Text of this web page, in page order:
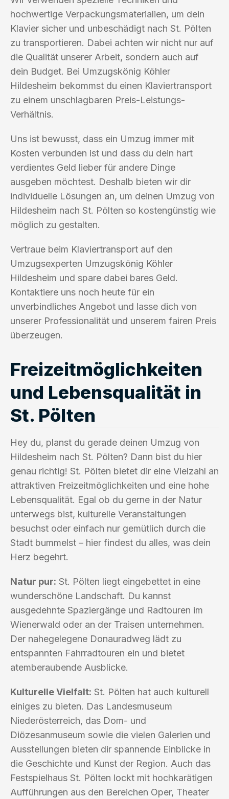
hochwertige Verpackungsmaterialien, um dein
Klavier sicher und unbeschädigt nach St. Pölten
zu transportieren. Dabei achten wir nicht nur auf
die Qualität unserer Arbeit, sondern auch auf
dein Budget. Bei Umzugskönig Köhler
Hildesheim bekommst du einen Klaviertransport
zu einem unschlagbaren Preis-Leistungs-
Verhältnis.
Uns ist bewusst, dass ein Umzug immer mit
Kosten verbunden ist und dass du dein hart
verdientes Geld lieber für andere Dinge
ausgeben möchtest. Deshalb bieten wir dir
individuelle Lösungen an, um deinen Umzug von
Hildesheim nach St. Pölten so kostengünstig wie
möglich zu gestalten.
Vertraue beim Klaviertransport auf den
Umzugsexperten Umzugskönig Köhler
Hildesheim und spare dabei bares Geld.
Kontaktiere uns noch heute für ein
unverbindliches Angebot und lasse dich von
unserer Professionalität und unserem fairen Preis
überzeugen.
Freizeitmöglichkeiten
und Lebensqualität in
St. Pölten
Hey du, planst du gerade deinen Umzug von
Hildesheim nach St. Pölten? Dann bist du hier
genau richtig! St. Pölten bietet dir eine Vielzahl an
attraktiven Freizeitmöglichkeiten und eine hohe
Lebensqualität. Egal ob du gerne in der Natur
unterwegs bist, kulturelle Veranstaltungen
besuchst oder einfach nur gemütlich durch die
Stadt bummelst – hier findest du alles, was dein
Herz begehrt.
Natur pur: St. Pölten liegt eingebettet in eine
wunderschöne Landschaft. Du kannst
ausgedehnte Spaziergänge und Radtouren im
Wienerwald oder an der Traisen unternehmen.
Der nahegelegene Donauradweg lädt zu
entspannten Fahrradtouren ein und bietet
atemberaubende Ausblicke.
Kulturelle Vielfalt: St. Pölten hat auch kulturell
einiges zu bieten. Das Landesmuseum
Niederösterreich, das Dom- und
Diözesanmuseum sowie die vielen Galerien und
Ausstellungen bieten dir spannende Einblicke in
die Geschichte und Kunst der Region. Auch das
Festspielhaus St. Pölten lockt mit hochkarätigen
Aufführungen aus den Bereichen Oper, Theater